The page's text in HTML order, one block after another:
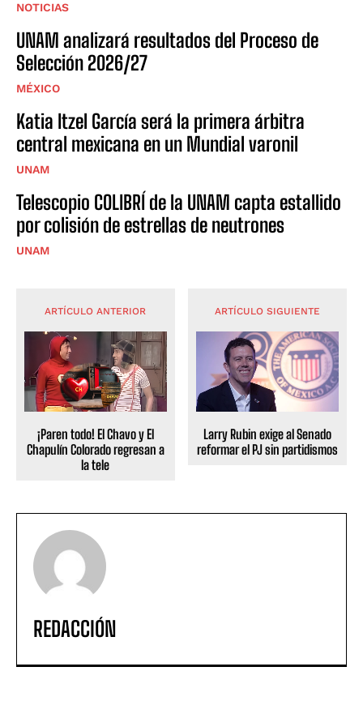
NOTICIAS
UNAM analizará resultados del Proceso de
Selección 2026/27
MÉXICO
Katia Itzel García será la primera árbitra
central mexicana en un Mundial varonil
UNAM
Telescopio COLIBRÍ de la UNAM capta estallido
por colisión de estrellas de neutrones
UNAM
ARTÍCULO ANTERIOR
¡Paren todo! El Chavo y El
Chapulín Colorado regresan a
la tele
ARTÍCULO SIGUIENTE
Larry Rubin exige al Senado
reformar el PJ sin partidismos
REDACCIÓN